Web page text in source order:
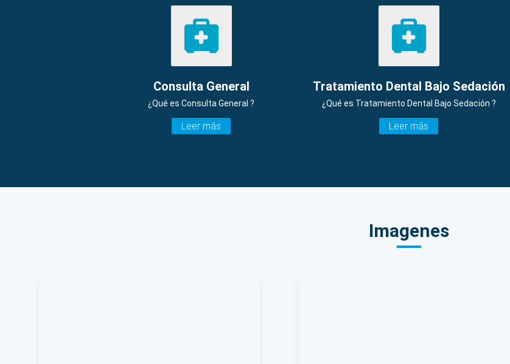
Consulta General
¿Qué es Consulta General ?
Leer más
Tratamiento Dental Bajo Sedación
¿Qué es Tratamiento Dental Bajo Sedación ?
Leer más
Imagenes